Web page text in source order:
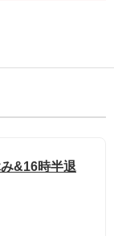
&16時半退